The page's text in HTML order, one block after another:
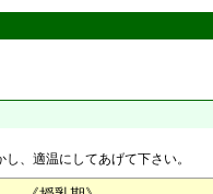
し、適温にしてあげて下さい。